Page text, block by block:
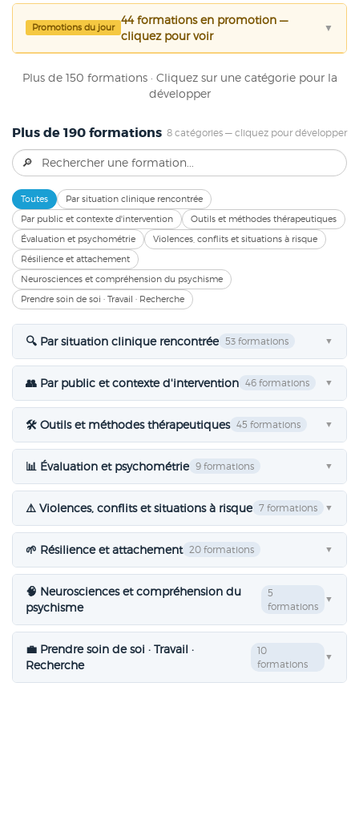
Promotions du jour
44 formations en promotion —
cliquez pour voir
▼
Plus de 150 formations · Cliquez sur une catégorie pour la
développer
Plus de 190 formations 8 catégories — cliquez pour développer
Toutes
Par situation clinique rencontrée
Par public et contexte d'intervention
Outils et méthodes thérapeutiques
Évaluation et psychométrie
Violences, conflits et situations à risque
Résilience et attachement
Neurosciences et compréhension du psychisme
Prendre soin de soi · Travail · Recherche
🔍 Par situation clinique rencontrée 53 formations ▼
👥 Par public et contexte d'intervention 46 formations ▼
🛠 Outils et méthodes thérapeutiques 45 formations ▼
📊 Évaluation et psychométrie 9 formations ▼
⚠️ Violences, conflits et situations à risque 7 formations ▼
🌱 Résilience et attachement 20 formations ▼
🧠 Neurosciences et compréhension du
psychisme
5
formations
▼
💼 Prendre soin de soi · Travail ·
Recherche
10
formations
▼